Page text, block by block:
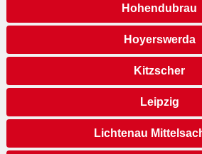
Hohendubrau
Hoyerswerda
Kitzscher
Leipzig
Lichtenau